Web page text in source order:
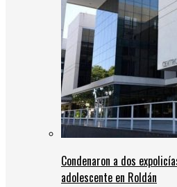
Condenaron a dos
adolescente en Roldán